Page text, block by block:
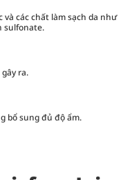
và các chất làm sạch da như
sulfonate.
ra.
bổ sung đủ độ ẩm.